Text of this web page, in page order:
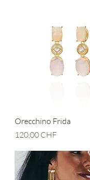
Vista rapida
Orecchino Frida
Prezzo
120,00 CHF